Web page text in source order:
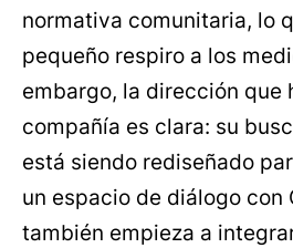
normativa comunitaria, lo
pequeño respiro a los
embargo, la dirección que
compañía es clara: su
está siendo rediseñado
un espacio de diálogo con
también empieza a